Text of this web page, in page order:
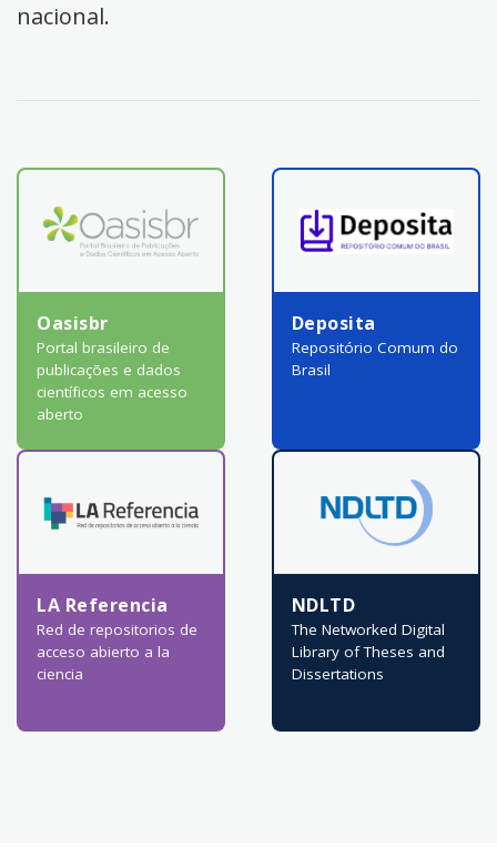
nacional.
Oasisbr
Portal brasileiro de
publicações e dados
científicos em acesso
aberto
Deposita
Repositório Comum do
Brasil
LA Referencia
Red de repositorios de
acceso abierto a la
ciencia
NDLTD
The Networked Digital
Library of Theses and
Dissertations